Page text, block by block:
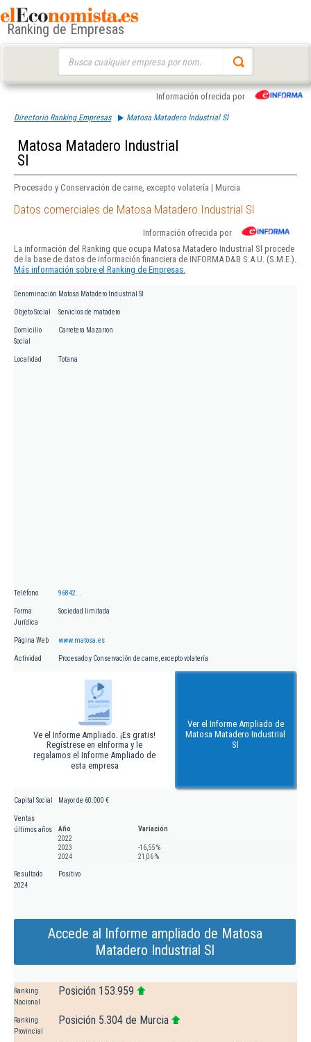
Ranking de Empresas
Información ofrecida por
Directorio Ranking Empresas Matosa Matadero Industrial Sl
Matosa Matadero Industrial
Sl
Procesado y Conservación de carne, excepto volatería | Murcia
Datos comerciales de Matosa Matadero Industrial Sl
Información ofrecida por
La información del Ranking que ocupa Matosa Matadero Industrial Sl procede
de la base de datos de información financiera de INFORMA D&B S.A.U. (S.M.E.).
Más información sobre el Ranking de Empresas.
Denominación Matosa Matadero Industrial Sl
Objeto Social Servicios de matadero
Domicilio
Social
Carretera Mazarron
Localidad Totana
Teléfono 96842...
Forma
Jurídica
Sociedad limitada
Página Web www.matosa.es
Actividad Procesado y Conservación de carne, excepto volatería
Ve el Informe Ampliado. ¡Es gratis!
Regístrese en eInforma y le
regalamos el Informe Ampliado de
esta empresa
Ver el Informe Ampliado de
Matosa Matadero Industrial
Sl
Capital Social Mayor de 60.000 €
Ventas
últimos años
Año
Variación
2022
2023
-16,55 %
2024
21,06 %
Resultado
2024
Positivo
Accede al Informe ampliado de Matosa
Matadero Industrial Sl
Ranking
Nacional
Posición 153.959
Ranking
Provincial
Posición 5.304 de Murcia